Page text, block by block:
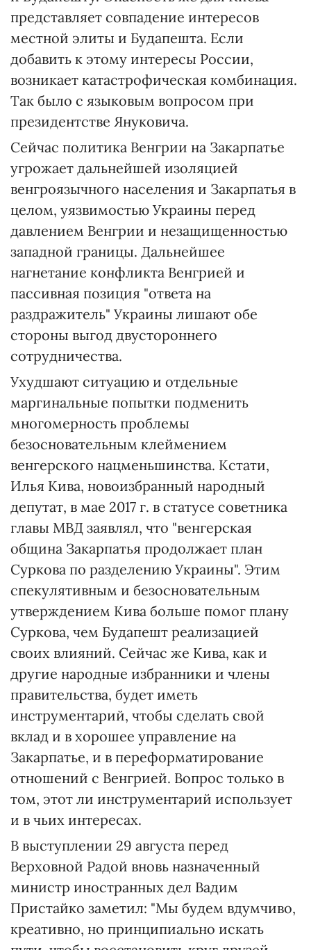
представляет совпадение интересов
местной элиты и Будапешта. Если
добавить к этому интересы России,
возникает катастрофическая комбинация.
Так было с языковым вопросом при
президентстве Януковича.
Сейчас политика Венгрии на Закарпатье
угрожает дальнейшей изоляцией
венгроязычного населения и Закарпатья в
целом, уязвимостью Украины перед
давлением Венгрии и незащищенностью
западной границы. Дальнейшее
нагнетание конфликта Венгрией и
пассивная позиция "ответа на
раздражитель" Украины лишают обе
стороны выгод двустороннего
сотрудничества.
Ухудшают ситуацию и отдельные
маргинальные попытки подменить
многомерность проблемы
безосновательным клеймением
венгерского нацменьшинства. Кстати,
Илья Кива, новоизбранный народный
депутат, в мае 2017 г. в статусе советника
главы МВД заявлял, что "венгерская
община Закарпатья продолжает план
Суркова по разделению Украины". Этим
спекулятивным и безосновательным
утверждением Кива больше помог плану
Суркова, чем Будапешт реализацией
своих влияний. Сейчас же Кива, как и
другие народные избранники и члены
правительства, будет иметь
инструментарий, чтобы сделать свой
вклад и в хорошее управление на
Закарпатье, и в переформатирование
отношений с Венгрией. Вопрос только в
том, этот ли инструментарий использует
и в чьих интересах.
В выступлении 29 августа перед
Верховной Радой вновь назначенный
министр иностранных дел Вадим
Пристайко заметил: "Мы будем вдумчиво,
креативно, но принципиально искать